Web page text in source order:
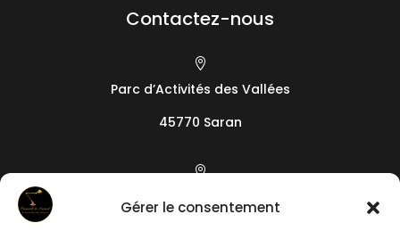
Gérer le consentement
Contactez-nous

Parc d’Activités des Vallées
45770 Saran

19 camin de l’Arieta